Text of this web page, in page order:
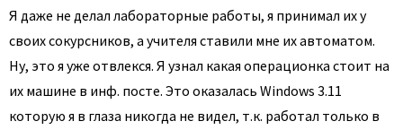
Я даже не делал лабораторные работы, я принимал их у
своих сокурсников, а учителя ставили мне их автоматом.
Ну, это я уже отвлекся. Я узнал какая операционка стоит на
их машине в инф. посте. Это оказалась Windows 3.11
которую я в глаза никогда не видел, т.к. работал только в